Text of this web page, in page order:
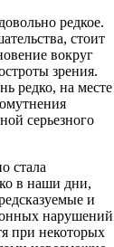
редкое.
стоит
вокруг
зрения.
редко, на месте
серьезного
стала
в наши дни,
и
нарушений
некоторых